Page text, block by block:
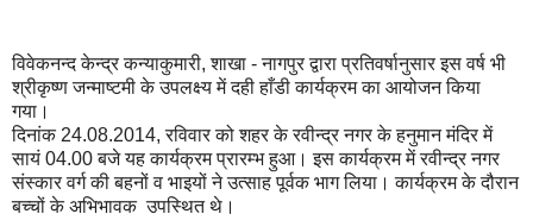
विवेकनन्द केन्द्र कन्याकुमारी, शाखा - नागपुर द्वारा प्रतिवर्षानुसार इस वर्ष भी
श्रीकृष्ण जन्माष्टमी के उपलक्ष्य में दही हाँडी कार्यक्रम का आयोजन किया
गया।
दिनांक 24.08.2014, रविवार को शहर के रवीन्द्र नगर के हनुमान मंदिर में
सायं 04.00 बजे यह कार्यक्रम प्रारम्भ हुआ। इस कार्यक्रम में रवीन्द्र नगर
संस्कार वर्ग की बहनों व भाइयों ने उत्साह पूर्वक भाग लिया। कार्यक्रम के दौरान
बच्चों के अभिभावक उपस्थित थे।